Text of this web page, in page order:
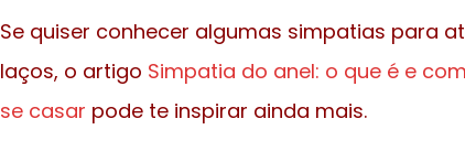
Se quiser conhecer algumas simpatias para
laços, o artigo Simpatia do anel: o que é e
se casar pode te inspirar ainda mais.